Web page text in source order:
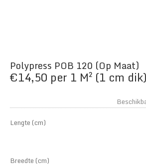
Polypress POB 120 (Op Maat)
€14,50 per 1 M² (1 cm dik)
Lengte (cm)
Breedte (cm)